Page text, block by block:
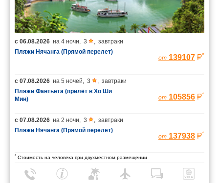
с 06.08.2026 на 4 ночи, 3 , завтраки
Пляжи Нячанга (Прямой перелет)
от 139107 *
с 07.08.2026 на 5 ночей, 3 , завтраки
Пляжи Фантьета (прилёт в Хо Ши
Мин)
от 105856 *
с 07.08.2026 на 2 ночи, 3 , завтраки
Пляжи Нячанга (Прямой перелет)
от 137938 *
* Стоимость на человека при двухместном размещении